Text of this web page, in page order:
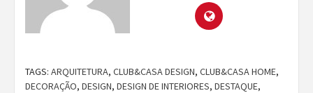
TAGS: ARQUITETURA, CLUB&CASA DESIGN, CLUB&CASA HOME,
DECORAÇÃO, DESIGN, DESIGN DE INTERIORES, DESTAQUE,